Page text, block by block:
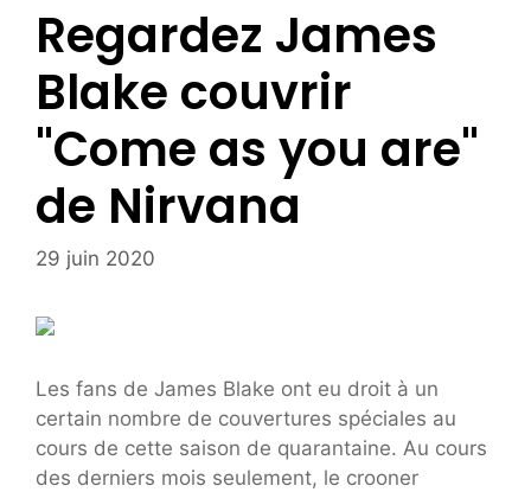
Regardez James
Blake couvrir
"Come as you are"
de Nirvana
29 juin 2020
Les fans de James Blake ont eu droit à un
certain nombre de couvertures spéciales au
cours de cette saison de quarantaine. Au cours
des derniers mois seulement, le crooner